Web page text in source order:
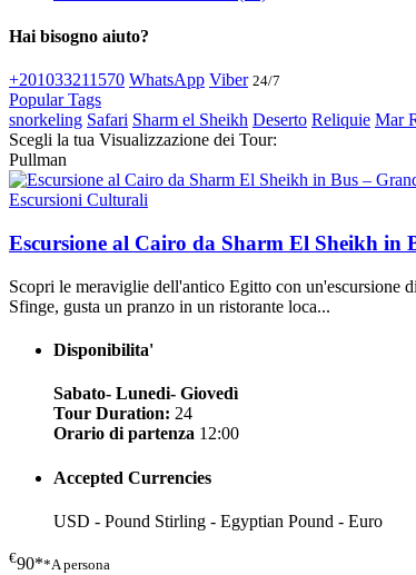
Hai bisogno aiuto?
+201033211570 WhatsApp Viber 24/7
Popular Tags
snorkeling Safari Sharm el Sheikh Deserto Reliquie Mar
Scegli la tua Visualizzazione dei Tour:
Pullman
Escursioni Culturali
Escursione al Cairo da Sharm El Sheikh in
Scopri le meraviglie dell'antico Egitto con un'escursione
Sfinge, gusta un pranzo in un ristorante loca...
Disponibilita'
Sabato- Lunedi- Giovedì
Tour Duration: 24
Orario di partenza 12:00
Accepted Currencies
USD - Pound Stirling - Egyptian Pound - Euro
€90**A persona